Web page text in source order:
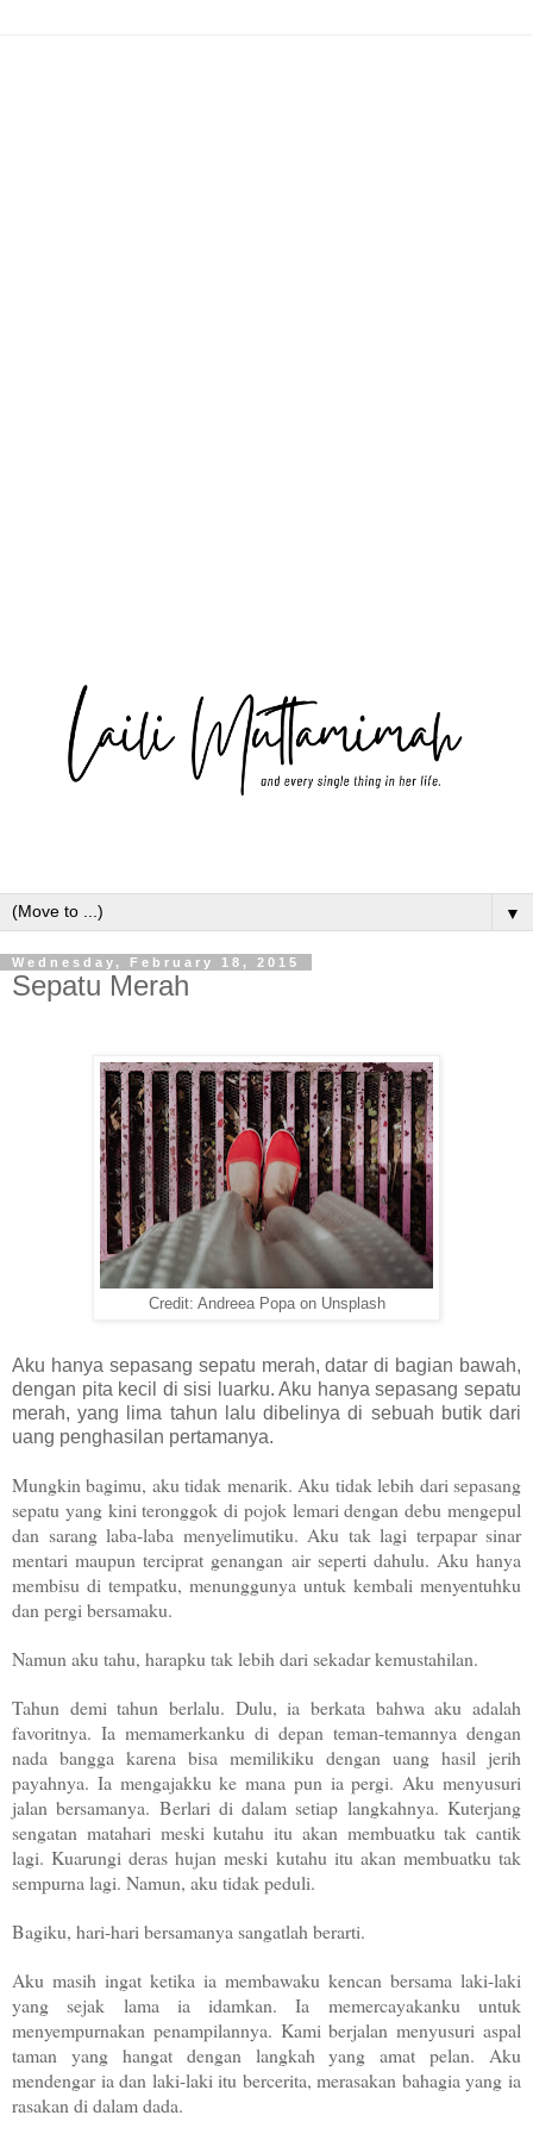
▼
Wednesday, February 18, 2015
Sepatu Merah
Credit: Andreea Popa on Unsplash
Aku hanya sepasang sepatu merah, datar di bagian bawah,
dengan pita kecil di sisi luarku. Aku hanya sepasang sepatu
merah, yang lima tahun lalu dibelinya di sebuah butik dari
uang penghasilan pertamanya.
Mungkin bagimu, aku tidak menarik. Aku tidak lebih dari sepasang
sepatu yang kini teronggok di pojok lemari dengan debu mengepul
dan sarang laba-laba menyelimutiku. Aku tak lagi terpapar sinar
mentari maupun terciprat genangan air seperti dahulu. Aku hanya
membisu di tempatku, menunggunya untuk kembali menyentuhku
dan pergi bersamaku.
Namun aku tahu, harapku tak lebih dari sekadar kemustahilan.
Tahun demi tahun berlalu. Dulu, ia berkata bahwa aku adalah
favoritnya. Ia memamerkanku di depan teman-temannya dengan
nada bangga karena bisa memilikiku dengan uang hasil jerih
payahnya. Ia mengajakku ke mana pun ia pergi. Aku menyusuri
jalan bersamanya. Berlari di dalam setiap langkahnya. Kuterjang
sengatan matahari meski kutahu itu akan membuatku tak cantik
lagi. Kuarungi deras hujan meski kutahu itu akan membuatku tak
sempurna lagi. Namun, aku tidak peduli.
Bagiku, hari-hari bersamanya sangatlah berarti.
Aku masih ingat ketika ia membawaku kencan bersama laki-laki
yang sejak lama ia idamkan. Ia memercayakanku untuk
menyempurnakan penampilannya. Kami berjalan menyusuri aspal
taman yang hangat dengan langkah yang amat pelan. Aku
mendengar ia dan laki-laki itu bercerita, merasakan bahagia yang ia
rasakan di dalam dada.